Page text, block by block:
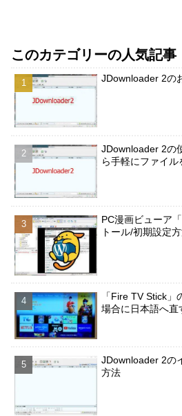
このカテゴリーの人気記事
JDownloader 2の
JDownloader 2の
ら手軽にファイル
PC漫画ビューア
トール/初期設定
「Fire TV Stick
場合に日本語へ直
JDownloader 2の
方法